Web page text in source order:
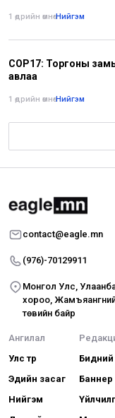
1 өдрийн өмнө•Нийгэм
COP17: Торгоны
авлаа
1 өдрийн өмнө•Нийгэм
contact@eagle.mn
(976)-70129911
Монгол Улс,
хороо,
төвийн байр
Ангилал
Улс төр
Эдийн засаг
Нийгэм
Бидний